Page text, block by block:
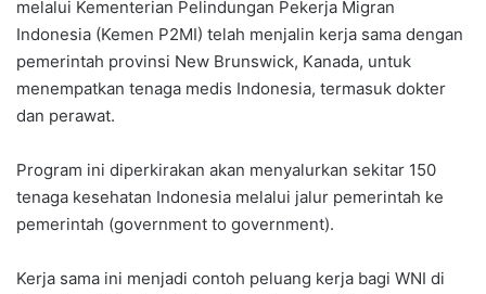
melalui Kementerian Pelindungan Pekerja Migran
Indonesia (Kemen P2MI) telah menjalin kerja sama dengan
pemerintah provinsi New Brunswick, Kanada, untuk
menempatkan tenaga medis Indonesia, termasuk dokter
dan perawat.
Program ini diperkirakan akan menyalurkan sekitar 150
tenaga kesehatan Indonesia melalui jalur pemerintah ke
pemerintah (government to government).
Kerja sama ini menjadi contoh peluang kerja bagi WNI di